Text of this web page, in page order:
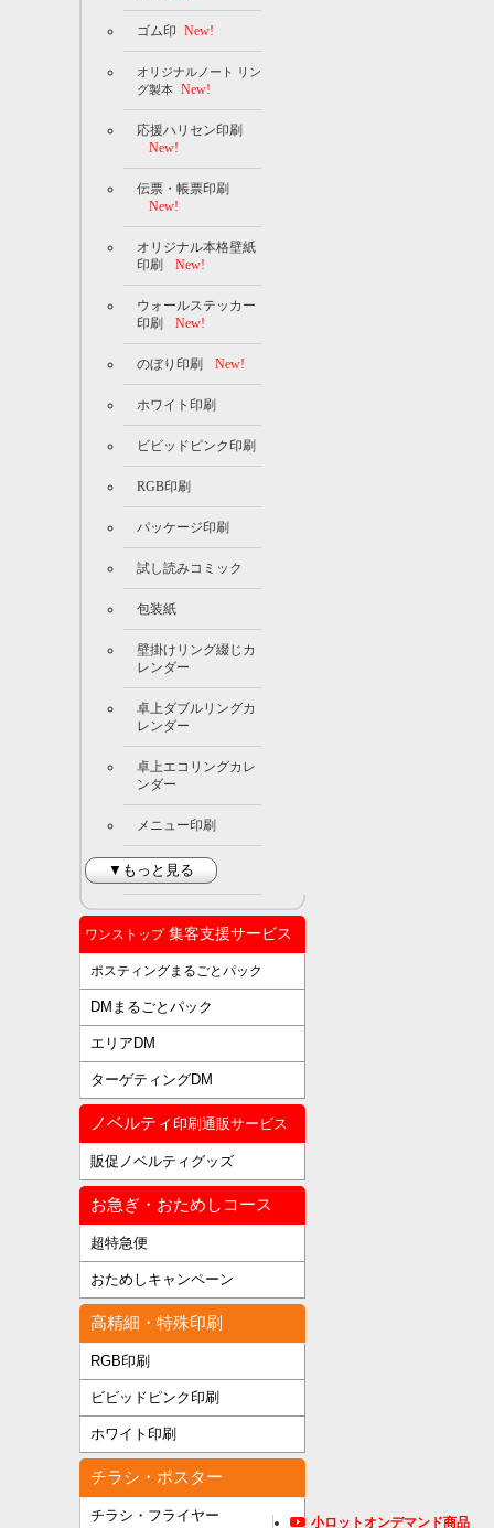
ゴム印 New!
オリジナルノート リン
グ製本 New!
応援ハリセン印刷
New!
伝票・帳票印刷
New!
オリジナル本格壁紙
印刷
New!
ウォールステッカー
印刷
New!
のぼり印刷 New!
ホワイト印刷
ビビッドピンク印刷
RGB印刷
パッケージ印刷
試し読みコミック
包装紙
壁掛けリング綴じカ
レンダー
卓上ダブルリングカ
レンダー
卓上エコリングカレ
ンダー
メニュー印刷
▼もっと見る
ワンストップ集客支援サービス
ポスティングまるごとパック
DMまるごとパック
エリアDM
ターゲティングDM
ノベルティ 印刷通販サービス
販促ノベルティグッズ
お急ぎ・おためしコース
超特急便
おためしキャンペーン
高精細・特殊印刷
RGB印刷
ビビッドピンク印刷
ホワイト印刷
チラシ・ポスター
チラシ・フライヤー 小ロットオンデマンド商品